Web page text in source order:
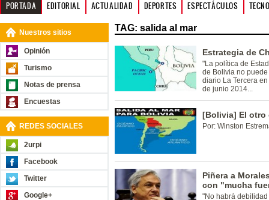
PORTADA EDITORIAL ACTUALIDAD DEPORTES ESPECTÁCULOS
Nuestros sitios
Opinión
Turismo
Notas de prensa
Encuestas
REDES SOCIALES
2urpi
Facebook
Twitter
Google+
TAG: salida al mar
Estrategia de
"La política de
de Bolivia no
diario La Tercera
de junio 2014...
[Bolivia] El otro
Por: Winston
Piñera a
con "mucha
"No habrá